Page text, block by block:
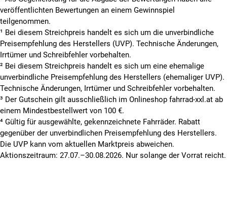
veröffentlichten Bewertungen an einem Gewinnspiel
teilgenommen.
¹ Bei diesem Streichpreis handelt es sich um die unverbindliche
Preisempfehlung des Herstellers (UVP). Technische Änderungen,
Irrtümer und Schreibfehler vorbehalten.
² Bei diesem Streichpreis handelt es sich um eine ehemalige
unverbindliche Preisempfehlung des Herstellers (ehemaliger UVP).
Technische Änderungen, Irrtümer und Schreibfehler vorbehalten.
³ Der Gutschein gilt ausschließlich im Onlineshop fahrrad-xxl.at ab
einem Mindestbestellwert von 100 €.
⁴ Gültig für ausgewählte, gekennzeichnete Fahrräder. Rabatt
gegenüber der unverbindlichen Preisempfehlung des Herstellers.
Die UVP kann vom aktuellen Marktpreis abweichen.
Aktionszeitraum: 27.07.–30.08.2026. Nur solange der Vorrat reicht.